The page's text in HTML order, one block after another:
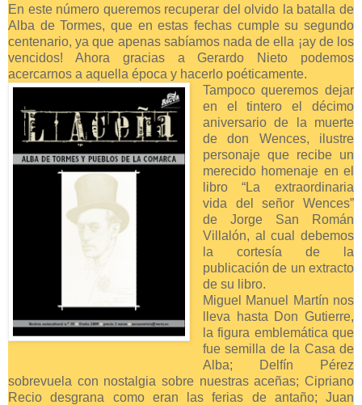
En este número queremos recuperar del olvido la batalla de
Alba de Tormes, que en estas fechas cumple su segundo
centenario, ya que apenas sabíamos nada de ella ¡ay de los
vencidos! Ahora gracias a Gerardo Nieto podemos
acercarnos a aquella época y hacerlo poéticamente.
Tampoco queremos dejar
en el tintero el décimo
aniversario de la muerte
de don Wences, ilustre
personaje que recibe un
merecido homenaje en el
libro “La extraordinaria
vida del señor Wences”
de Jorge San Román
Villalón, al cual debemos
la cortesía de la
publicación de un extracto
de su libro.
Miguel Manuel Martín nos
lleva hasta Don Gutierre,
la figura emblemática que
fue semilla de la Casa de
Alba; Delfín Pérez
sobrevuela con nostalgia sobre nuestras aceñas; Cipriano
Recio desgrana como eran las ferias de antaño; Juan